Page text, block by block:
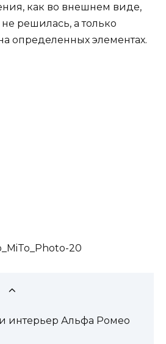
как во внешнем виде,
решилась, а только
определенных элементах.
интерьер Альфа Ромео